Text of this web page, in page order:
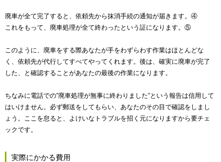
廃車が全て完了すると、依頼先から抹消手続の通知が届きます。④
これをもって、廃車処理が全て終わったという証になります。⑤
このように、廃車をする際あなたが手をわずらわす作業はほとんどな
く、依頼先が代行してすべてやってくれます。後は、確実に廃車が完了
した、と確認することがあなたの最後の作業になります。
ちなみに電話での“廃車処理が無事に終わりました“という報告は信用して
はいけません。必ず郵送をしてもらい、あなたのその目で確認をしまし
ょう。ここを怠ると、よけいなトラブルを招く元になりますから要チェ
ックです。
実際にかかる費用